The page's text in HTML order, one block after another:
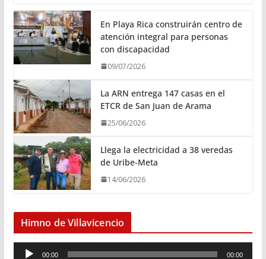
En Playa Rica construirán centro de
atención integral para personas
con discapacidad
09/07/2026
La ARN entrega 147 casas en el
ETCR de San Juan de Arama
25/06/2026
Llega la electricidad a 38 veredas
de Uribe-Meta
14/06/2026
Himno de Villavicencio
00:00 00:00